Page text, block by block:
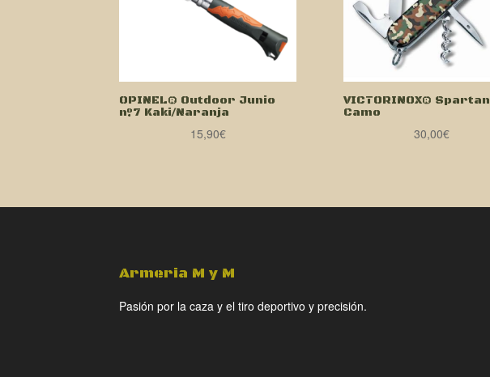
OPINEL® Outdoor Junio
nº7 Kaki/Naranja
15,90€
VICTORINOX® Spartan
Camo
30,00€
Armeria M y M
Pasión por la caza y el tiro deportivo y precisión.